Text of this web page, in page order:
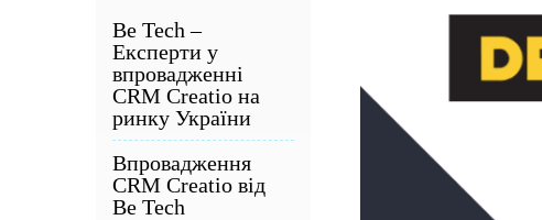
Be Tech –
Експерти у
впровадженні
CRM Creatio на
ринку України
Впровадження
CRM Creatio від
Be Tech